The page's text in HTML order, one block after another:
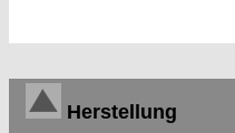
Herstellung